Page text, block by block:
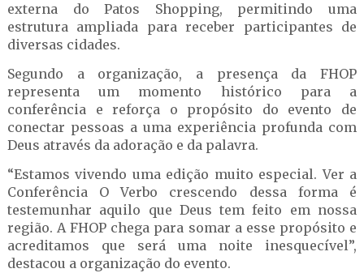
externa do Patos Shopping, permitindo uma
estrutura ampliada para receber participantes de
diversas cidades.
Segundo a organização, a presença da FHOP
representa um momento histórico para a
conferência e reforça o propósito do evento de
conectar pessoas a uma experiência profunda com
Deus através da adoração e da palavra.
“Estamos vivendo uma edição muito especial. Ver a
Conferência O Verbo crescendo dessa forma é
testemunhar aquilo que Deus tem feito em nossa
região. A FHOP chega para somar a esse propósito e
acreditamos que será uma noite inesquecível”,
destacou a organização do evento.